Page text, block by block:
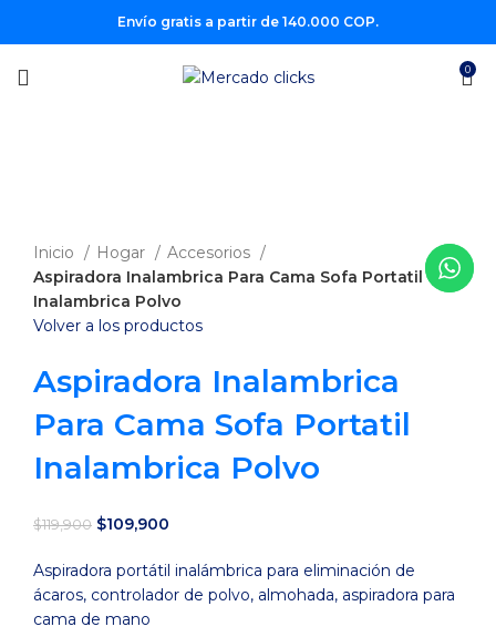
Envío gratis a partir de 140.000 COP.
0
Inicio Hogar
Accesorios
Aspiradora Inalambrica Para Cama Sofa Portatil
Inalambrica Polvo
Volver a los productos
Aspiradora Inalambrica
Para Cama Sofa Portatil
Inalambrica Polvo
$119,900 El
original
era:
$119,900.
$109,900
actual
es:
Aspiradora portátil inalámbrica para eliminación de
ácaros, controlador de polvo, almohada, aspiradora para
cama de mano